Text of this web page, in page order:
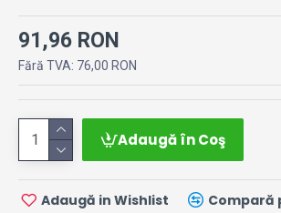
91,96 RON
Fără TVA: 76,00 RON
Adaugă în Coş
Adaugă in Wishlist Compară